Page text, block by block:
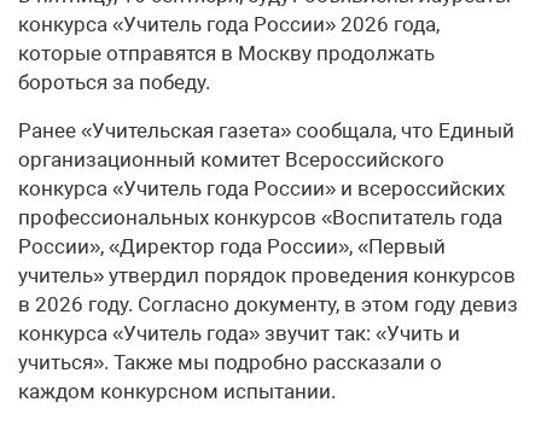
конкурса «Учитель года России» 2026 года,
которые отправятся в Москву продолжать
бороться за победу.
Ранее «Учительская газета» сообщала, что Единый
организационный комитет Всероссийского
конкурса «Учитель года России» и всероссийских
профессиональных конкурсов «Воспитатель года
России», «Директор года России», «Первый
учитель» утвердил порядок проведения конкурсов
в 2026 году. Согласно документу, в этом году девиз
конкурса «Учитель года» звучит так: «Учить и
учиться». Также мы подробно рассказали о
каждом конкурсном испытании.